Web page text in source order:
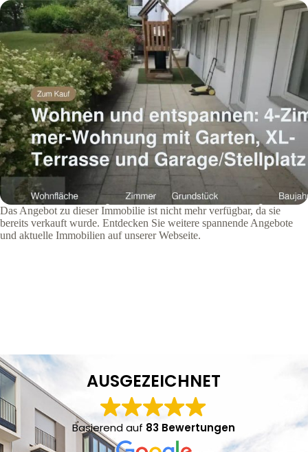
Das Angebot zu dieser Immobilie ist nicht mehr verfügbar, da sie
bereits verkauft wurde. Entdecken Sie weitere spannende Angebote
und aktuelle Immobilien auf unserer Webseite.
AUSGEZEICHNET
Basierend auf 83 Bewertungen